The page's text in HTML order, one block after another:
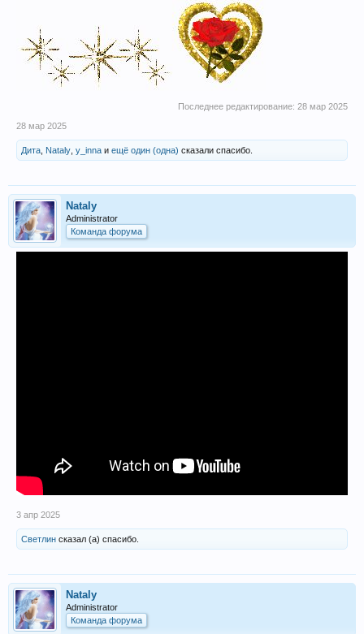
Последнее редактирование: 28 мар 2025
28 мар 2025
Дита Nataly y_inna и ещё один (одна) сказали спасибо.
Nataly
Administrator
Команда форума
3 апр 2025
Светлин сказал (а) спасибо.
Nataly
Administrator
Команда форума